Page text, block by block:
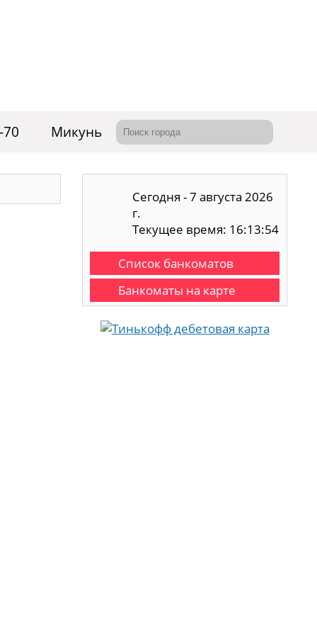
70 Микунь
Сегодня - 7 августа 2026
г.
Текущее время: 16:13:55
Список банкоматов
Банкоматы на карте